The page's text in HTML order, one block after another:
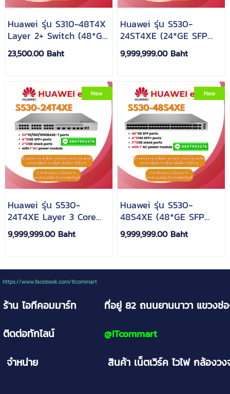
Huawei รุ่น S310-48T4X
Layer 2+ Switch (48*GE
ports, 4*10GE SFP+
ports, built-in AC
Management Gigabit
Switch
23,500.00 Baht
Huawei รุ่น S530-
24ST4XE (24*GE SFP
ports, 8 of which are
dual-purpose
2*12GE stack ports,
with 1*AC power
module)
9,999,999.00 Baht
New
Huawei รุ่น S530-
24T4XE Layer 3 Core
Switch
(24*10/100/1000BASE-
module
9,999,999.00 Baht
New
Huawei รุ่น S530-
48S4XE (48*GE SFP
ports, 4*10GE SFP+
ports, 2*12GE stack
9,999,999.00 Baht
https://www.facebook.com/itcommart
ร้าน ไอทีคอมมาร์ท ที่อยู่ 82 ถนนยานนาวา แขวงช่
ติดต่อทักไลน์
@ITcommart
จำหน่าย
สินค้า เน็ตเวิร์ค ไวไฟ กล้องว